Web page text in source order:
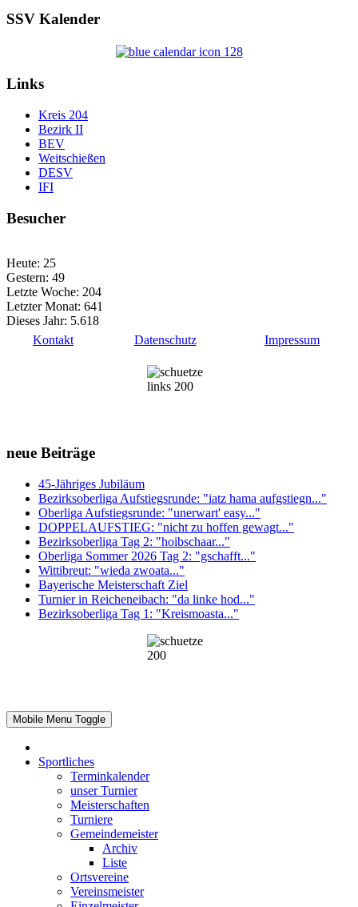
SSV Kalender
Links
Kreis 204
Bezirk II
BEV
Weitschießen
DESV
IFI
Besucher
Heute: 25
Gestern: 49
Letzte Woche: 204
Letzter Monat: 641
Dieses Jahr: 5.618
Kontakt
Datenschutz Impressum
neue Beiträge
45-Jähriges Jubiläum
Bezirksoberliga Aufstiegsrunde: "iatz hama aufgstiegn..."
Oberliga Aufstiegsrunde: "unerwart' easy..."
DOPPELAUFSTIEG: "nicht zu hoffen gewagt..."
Bezirksoberliga Tag 2: "hoibschaar..."
Oberliga Sommer 2026 Tag 2: "gschafft..."
Wittibreut: "wieda zwoata..."
Bayerische Meisterschaft Ziel
Turnier in Reicheneibach: "da linke hod..."
Bezirksoberliga Tag 1: "Kreismoasta..."
Mobile Menu Toggle
Sportliches
Terminkalender
unser Turnier
Meisterschaften
Turniere
Gemeindemeister
Archiv
Liste
Ortsvereine
Vereinsmeister